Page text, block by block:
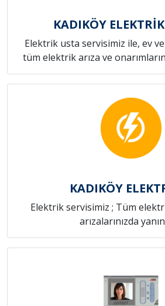
KADIKÖY
Elektrik usta servisimiz ile, ev
tüm elektrik arıza ve
KADIKÖY
Elektrik servisimiz ; Tüm
arızalarınızda